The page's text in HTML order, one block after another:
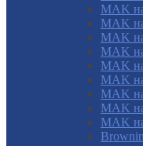
MAK
MAK
MAK
MAK
MAK
MAK
MAK
MAK
MAK